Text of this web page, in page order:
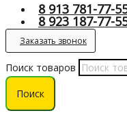
8 913 781-77-
8 923 187-77-
Заказать звонок
Поиск товаров
Поиск